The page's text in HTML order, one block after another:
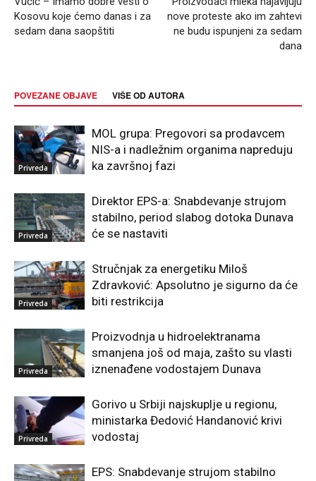
Kosovu koje ćemo danas i za
sedam dana saopštiti
nove proteste ako im zahtevi
ne budu ispunjeni za sedam
dana
POVEZANE OBJAVE VIŠE OD AUTORA
Privreda
MOL grupa: Pregovori sa prodavcem
NIS-a i nadležnim organima napreduju
ka završnoj fazi
Privreda
Direktor EPS-a: Snabdevanje strujom
stabilno, period slabog dotoka Dunava
će se nastaviti
Privreda
Stručnjak za energetiku Miloš
Zdravković: Apsolutno je sigurno da će
biti restrikcija
Privreda
Proizvodnja u hidroelektranama
smanjena još od maja, zašto su vlasti
iznenađene vodostajem Dunava
Privreda
Gorivo u Srbiji najskuplje u regionu,
ministarka Đedović Handanović krivi
vodostaj
EPS: Snabdevanje strujom stabilno